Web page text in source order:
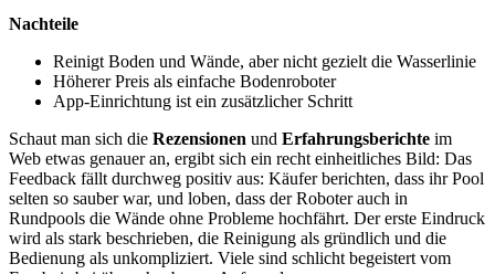
Nachteile
Reinigt Boden und Wände, aber nicht gezielt die Wasserlinie
Höherer Preis als einfache Bodenroboter
App-Einrichtung ist ein zusätzlicher Schritt
Schaut man sich die Rezensionen und Erfahrungsberichte im
Web etwas genauer an, ergibt sich ein recht einheitliches Bild: Das
Feedback fällt durchweg positiv aus: Käufer berichten, dass ihr Pool
selten so sauber war, und loben, dass der Roboter auch in
Rundpools die Wände ohne Probleme hochfährt. Der erste Eindruck
wird als stark beschrieben, die Reinigung als gründlich und die
Bedienung als unkompliziert. Viele sind schlicht begeistert vom